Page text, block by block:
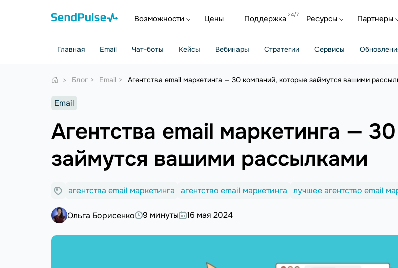
Возможности Цены Поддержка Ресурсы Партнеры
Главная Email Чат-боты Кейсы Вебинары Стратегии Сервисы
Блог Email Агентства email маркетинга — 30 компаний, которые займутся вашими
Email
Агентства email маркетинга —
займутся вашими рассылками
агентства email маркетинга агентство email маркетинга лучшее агентство email
Ольга Борисенко 9 минуты 16 мая 2024